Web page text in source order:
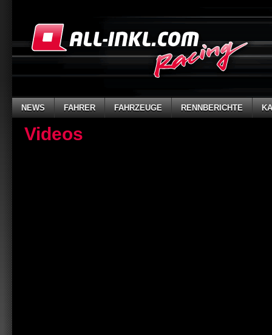
NEWS FAHRER FAHRZEUGE RENNBERICHTE
Videos